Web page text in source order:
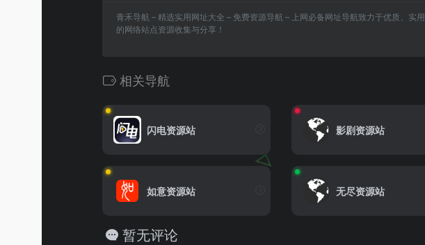
青禾导航 – 精选实用网址大全 – 免费资源导航 – 上网必备网址导航致力于优质、实用
的网络站点资源收集与分享！
相关导航
闪电资源站 影剧资源站
如意资源站 无尽资源站
暂无评论